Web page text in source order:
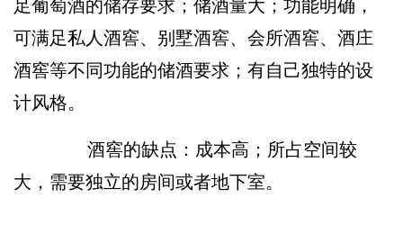
足葡萄酒的储存要求；储酒量大；功能明确，
可满足私人酒窖、别墅酒窖、会所酒窖、酒庄
酒窖等不同功能的储酒要求；有自己独特的设
计风格。
酒窖的缺点：成本高；所占空间较
大，需要独立的房间或者地下室。